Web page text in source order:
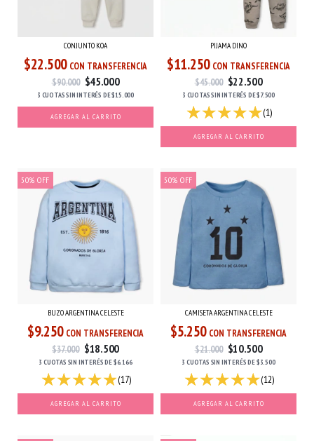
CONJUNTO KOA
$22.500 CON TRANSFERENCIA
$90.000 $45.000
3 CUOTASSIN INTERÉS DE$15.000
AGREGAR AL CARRITO
PIJAMA DINO
$11.250 CON TRANSFERENCIA
$45.000 $22.500
3 CUOTASSIN INTERÉS DE$7.500
(1)
AGREGAR AL CARRITO
50% OFF
BUZO ARGENTINA CELESTE
$9.250 CON TRANSFERENCIA
$37.000 $18.500
3 CUOTAS SIN INTERÉSDE$6.166
(17)
AGREGAR AL CARRITO
50% OFF
CAMISETA ARGENTINA CELESTE
$5.250 CON TRANSFERENCIA
$21.000 $10.500
3 CUOTAS SIN INTERÉSDE$3.500
(12)
AGREGAR AL CARRITO